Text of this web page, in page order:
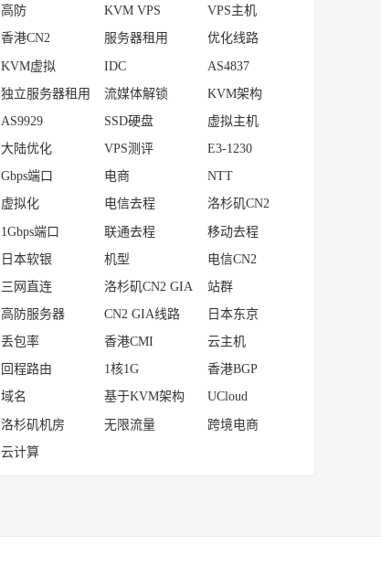
高防 KVM VPS VPS主机
香港CN2 服务器租用 优化线路
KVM虚拟 IDC AS4837
独立服务器租用 流媒体解锁 KVM架构
AS9929 SSD硬盘 虚拟主机
大陆优化 VPS测评 E3-1230
Gbps端口 电商 NTT
虚拟化 电信去程 洛杉矶CN2
1Gbps端口 联通去程 移动去程
日本软银 机型 电信CN2
三网直连 洛杉矶CN2 GIA 站群
高防服务器 CN2 GIA线路 日本东京
丢包率 香港CMI 云主机
回程路由 1核1G 香港BGP
域名 基于KVM架构 UCloud
洛杉矶机房 无限流量 跨境电商
云计算